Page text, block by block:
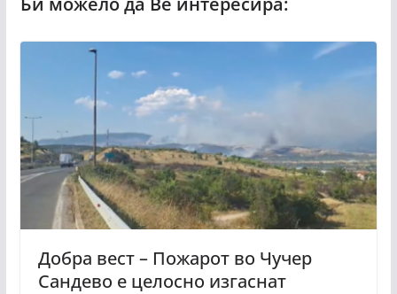
Добра вест – Пожарот во Чучер
Сандево е целосно изгаснат